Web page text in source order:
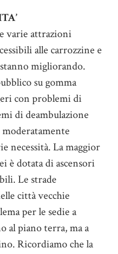
varie attrazioni
alle carrozzine e
migliorando.
su gomma
con problemi di
di deambulazione
necessità. La maggior
è dotata di ascensori
Le strade
città vecchie
per le sedie a
al piano terra, ma a
Ricordiamo che la